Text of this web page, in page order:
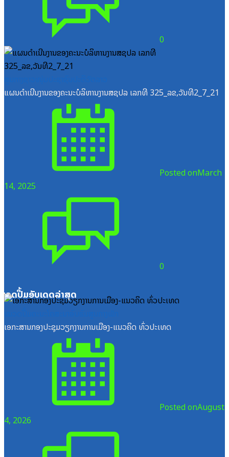
0
ແຜນດຳເນີນງານຂອງຄະນະບໍລິຫານງານສຊປລ ເລກທີ 325_ລຂ,ວັນທີ2_7_21
Posted onMarch
14, 2025
0
ດປື້ມອັບເດດລ່າສຸດ
ເອກະສານກອງປະຊຸມວຽກງານການເມືອງ-ແນວຄິດ ທົ່ວປະເທດ
Posted onAugust
4, 2026